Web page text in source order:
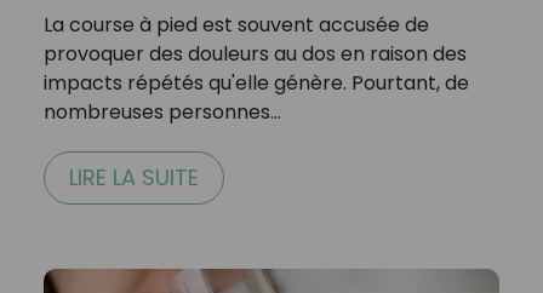
La course à pied est souvent accusée de
provoquer des douleurs au dos en raison des
impacts répétés qu'elle génère. Pourtant, de
nombreuses personnes…
LIRE LA SUITE